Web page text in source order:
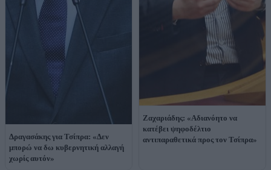
Δραγασάκης για Τσίπρα: «Δεν
μπορώ να δω κυβερνητική αλλαγή
χωρίς αυτόν»
Ζαχαριάδης: «Αδιανόητο να
κατέβει ψηφοδέλτιο
αντιπαραθετικά προς τον Τσίπρα»